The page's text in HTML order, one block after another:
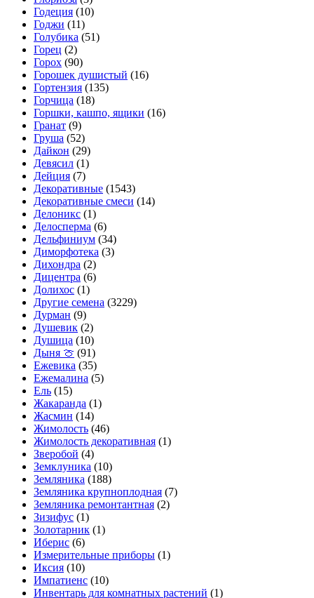
Годеция (10)
Годжи (11)
Голубика (51)
Горец (2)
Горох (90)
Горошек душистый (16)
Гортензия (135)
Горчица (18)
Горшки, кашпо, ящики (16)
Гранат (9)
Груша (52)
Дайкон (29)
Девясил (1)
Дейция (7)
Декоративные (1543)
Декоративные смеси (14)
Делоникс (1)
Делосперма (6)
Дельфиниум (34)
Диморфотека (3)
Дихондра (2)
Дицентра (6)
Долихос (1)
Другие семена (3229)
Дурман (9)
Душевик (2)
Душица (10)
Дыня 🍈 (91)
Ежевика (35)
Ежемалина (5)
Ель (15)
Жакаранда (1)
Жасмин (14)
Жимолость (46)
Жимолость декоративная (1)
Зверобой (4)
Земклуника (10)
Земляника (188)
Земляника крупноплодная (7)
Земляника ремонтантная (2)
Зизифус (1)
Золотарник (1)
Иберис (6)
Измерительные приборы (1)
Иксия (10)
Импатиенс (10)
Инвентарь для комнатных растений (1)